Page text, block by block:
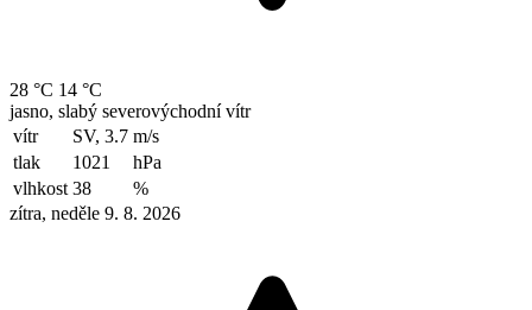
28 °C 14 °C
jasno, slabý severovýchodní vítr
vítr
SV, 3.7 m/s
tlak
1021
hPa
vlhkost 38
%
zítra, neděle 9. 8. 2026